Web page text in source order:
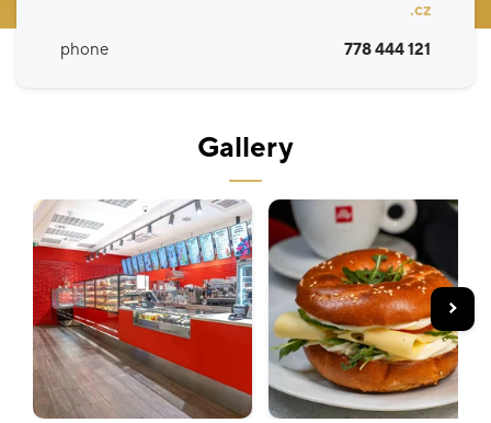
.cz
phone
778 444 121
Gallery